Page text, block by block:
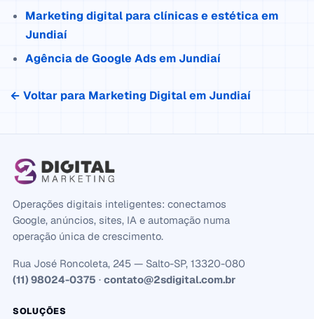
Marketing digital para clínicas e estética em
Jundiaí
Agência de Google Ads em Jundiaí
← Voltar para Marketing Digital em Jundiaí
Operações digitais inteligentes: conectamos
Google, anúncios, sites, IA e automação numa
operação única de crescimento.
Rua José Roncoleta, 245 — Salto-SP, 13320-080
(11) 98024-0375 · contato@2sdigital.com.br
SOLUÇÕES